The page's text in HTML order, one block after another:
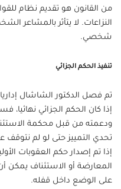
من القانون هو تقديم نظام
النزاعات. لا يتأثر بالمشاعر
شخصي.
تنفيذ الحكم الجزائي
تم فصل الدكتور الشاشال
إذا كان الحكم الجزائي نهائيا،
ودعمته من قبل محكمة
تحدي التمييز حتى لو لم
إذا تم إصدار حكم العقوبات
المعارضة أو الاستئناف
على الوضع داخل قفله.